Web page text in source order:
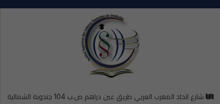
شارع اتحاد المغرب العربي طريق عين دراهم ص.ب 104 جندوبة الشمالية